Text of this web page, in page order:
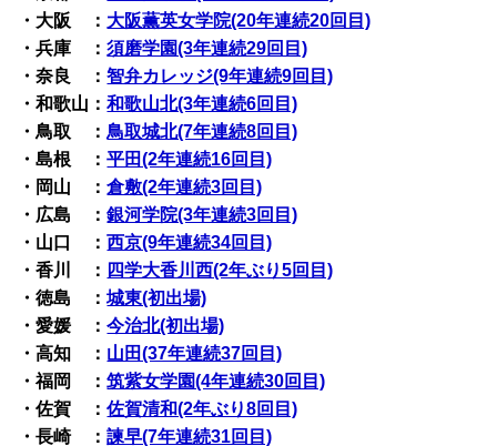
・大阪 ： 大阪薫英女学院(20年連続20回目)
・兵庫 ：須磨学園(3年連続29回目)
・奈良 ：智弁カレッジ(9年連続9回目)
・和歌山：和歌山北(3年連続6回目)
・鳥取 ：鳥取城北(7年連続8回目)
・島根 ：平田(2年連続16回目)
・岡山 ：倉敷(2年連続3回目)
・広島 ：銀河学院(3年連続3回目)
・山口 ：西京(9年連続34回目)
・香川 ： 四学大香川西(2年ぶり5回目)
・徳島 ：城東(初出場)
・愛媛 ：今治北(初出場)
・高知 ： 山田(37年連続37回目)
・福岡 ：筑紫女学園(4年連続30回目)
・佐賀 ：佐賀清和(2年ぶり8回目)
・長崎 ：諫早(7年連続31回目)